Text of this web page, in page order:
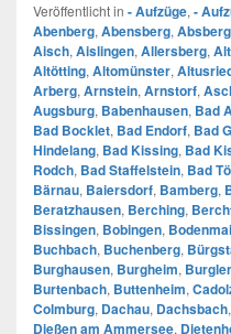
Veröffentlicht in - Aufzüge, -
Abenberg, Abensberg, Absberg
Aisch, Aislingen, Allersberg,
Altötting, Altomünster,
Arberg, Arnstein, Arnstorf,
Augsburg, Babenhausen, Bad
Bad Bocklet, Bad Endorf, Bad
Hindelang, Bad Kissing, Bad
Rodch, Bad Staffelstein, Bad
Bärnau, Baiersdorf, Bamberg,
Beratzhausen, Berching,
Bissingen, Bobingen,
Buchbach, Buchenberg,
Burghausen, Burgheim,
Burtenbach, Buttenheim,
Colmburg, Dachau, Dachsbach,
Dießen am Ammersee,